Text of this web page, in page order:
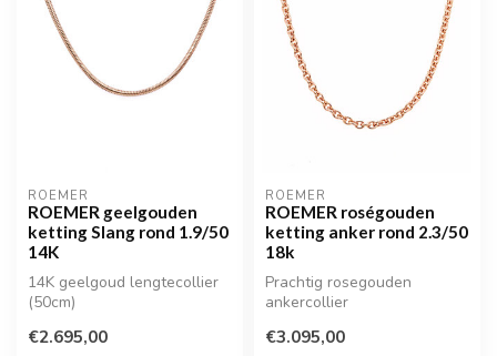
ROEMER
ROEMER geelgouden
ketting Slang rond 1.9/50
14K
14K geelgoud lengtecollier
(50cm)
€2.695,00
ROEMER
ROEMER roségouden
ketting anker rond 2.3/50
18k
Prachtig rosegouden
ankercollier
€3.095,00